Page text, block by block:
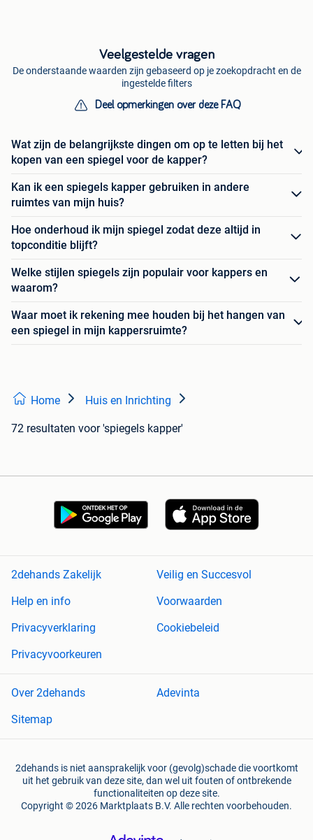
Veelgestelde vragen
De onderstaande waarden zijn gebaseerd op je zoekopdracht en de
ingestelde filters
Deel opmerkingen over deze FAQ
Wat zijn de belangrijkste dingen om op te letten bij het
kopen van een spiegel voor de kapper?
Kan ik een spiegels kapper gebruiken in andere
ruimtes van mijn huis?
Hoe onderhoud ik mijn spiegel zodat deze altijd in
topconditie blijft?
Welke stijlen spiegels zijn populair voor kappers en
waarom?
Waar moet ik rekening mee houden bij het hangen van
een spiegel in mijn kappersruimte?
Home Huis en Inrichting
72 resultaten voor 'spiegels kapper'
2dehands Zakelijk
Veilig en Succesvol
Help en info
Voorwaarden
Privacyverklaring
Cookiebeleid
Privacyvoorkeuren
Over 2dehands
Adevinta
Sitemap
2dehands is niet aansprakelijk voor (gevolg)schade die voortkomt
uit het gebruik van deze site, dan wel uit fouten of ontbrekende
functionaliteiten op deze site.
Copyright © 2026 Marktplaats B.V. Alle rechten voorbehouden.